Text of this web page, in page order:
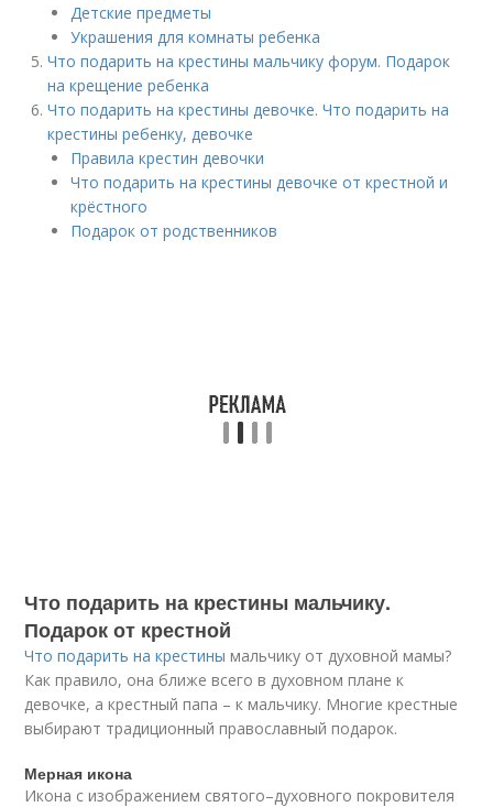
Детские предметы
Украшения для комнаты ребенка
Что подарить на крестины мальчику форум. Подарок
на крещение ребенка
Что подарить на крестины девочке. Что подарить на
крестины ребенку, девочке
Правила крестин девочки
Что подарить на крестины девочке от крестной и
крёстного
Подарок от родственников
Что подарить на крестины мальчику.
Подарок от крестной
Что подарить на крестины мальчику от духовной мамы?
Как правило, она ближе всего в духовном плане к
девочке, а крестный папа – к мальчику. Многие крестные
выбирают традиционный православный подарок.
Мерная икона
Икона с изображением святого–духовного покровителя